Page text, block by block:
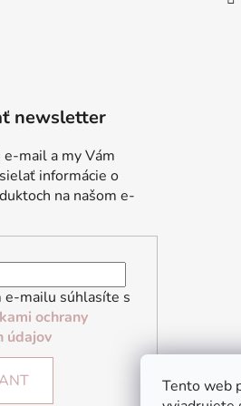
Tento web
newsletter
mail a my Vám
informácie o
na našom e-
e-mailu súhlasíte s
ochrany
údajov